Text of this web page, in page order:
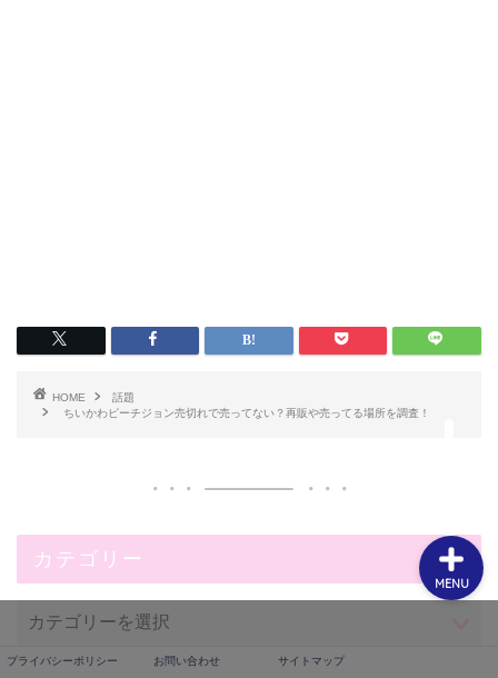
HOME
話題
ちいかわピーチジョン売切れで売ってない？再販や売ってる場所を調査！
カテゴリー
プライバシーポリシー お問い合わせ サイトマップ
MENU
プライバシーポリシー